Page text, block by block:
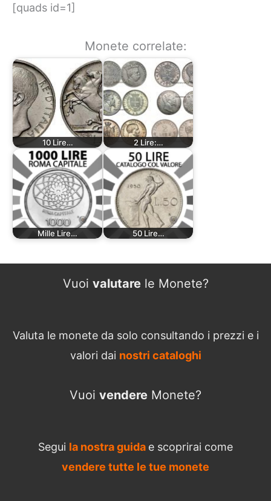
[quads id=1]
Monete correlate:
10 Lire… 2 Lire:…
Mille Lire… 50 Lire…
Vuoi valutarele Monete?
Valuta le monete da solo consultando i prezzi e i
valori dai nostri cataloghi
Vuoi vendere Monete?
Segui la nostra guida e scoprirai come
vendere tutte le tue monete